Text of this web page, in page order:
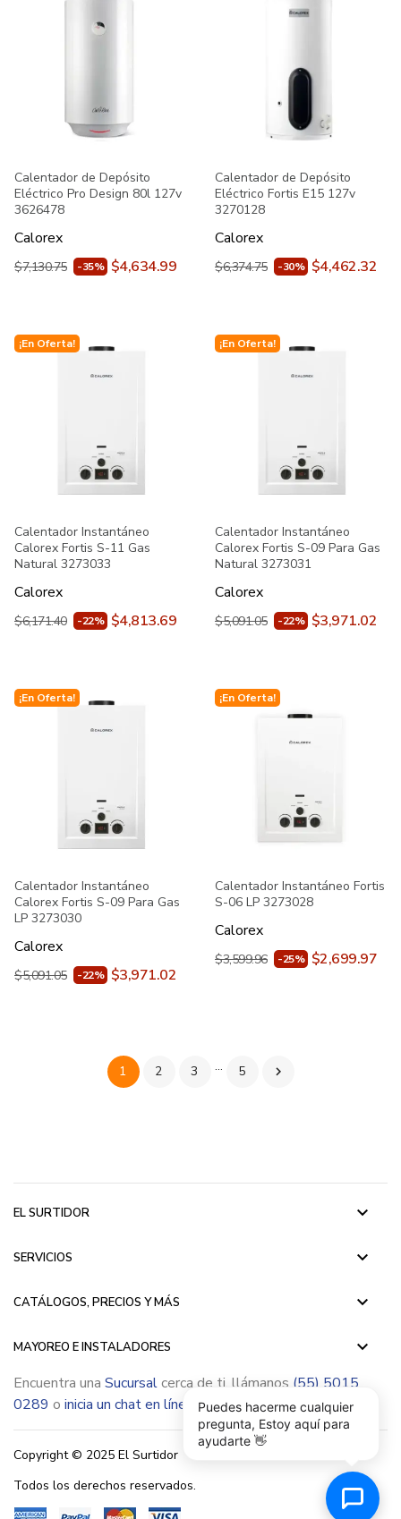
Calentador de Depósito
Eléctrico Pro Design 80l 127v
3626478
Calorex
$7,130.75 -35% $4,634.99
Calentador de Depósito
Eléctrico Fortis E15 127v
3270128
Calorex
$6,374.75 -30% $4,462.32
¡En Oferta!
Calentador Instantáneo
Calorex Fortis S-11 Gas
Natural 3273033
Calorex
$6,171.40 -22% $4,813.69
¡En Oferta!
Calentador Instantáneo
Calorex Fortis S-09 Para Gas
Natural 3273031
Calorex
$5,091.05 -22% $3,971.02
¡En Oferta!
Calentador Instantáneo
Calorex Fortis S-09 Para Gas
LP 3273030
Calorex
$5,091.05 -22% $3,971.02
¡En Oferta!
Calentador Instantáneo Fortis
S-06 LP 3273028
Calorex
$3,599.96 -25% $2,699.97
1 2 3 … 5 
EL SURTIDOR keyboard_arrow_down
SERVICIOS keyboard_arrow_down
CATÁLOGOS, PRECIOS Y MÁS keyboard_arrow_down
MAYOREO E INSTALADORES keyboard_arrow_down
Encuentra una Sucursalcerca de ti, llámanos (55) 5015
0289 o inicia un chat en línea
Copyright © 2025 El Surtidor
Todos los derechos reservados.
Puedes hacerme cualquier
pregunta, Estoy aquí para
ayudarte 👋